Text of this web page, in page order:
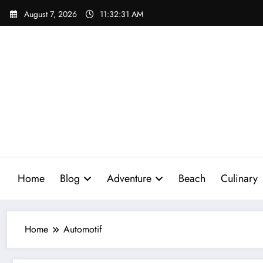
Skip
August 7, 2026 11:32:32 AM
Home Blog Adventure Beach Culinary
Home Automotif